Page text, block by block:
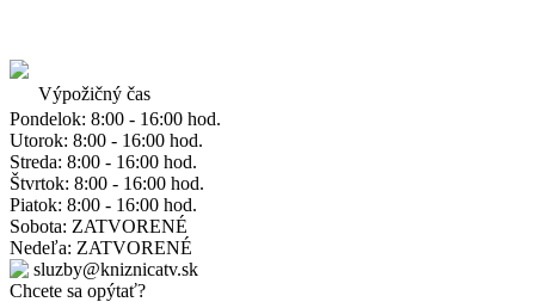
Výpožičný čas
Pondelok: 8:00 - 16:00 hod.
Utorok: 8:00 - 16:00 hod.
Streda: 8:00 - 16:00 hod.
Štvrtok: 8:00 - 16:00 hod.
Piatok: 8:00 - 16:00 hod.
Sobota: ZATVORENÉ
Nedeľa: ZATVORENÉ
sluzby@kniznicatv.sk
Chcete sa opýtať?